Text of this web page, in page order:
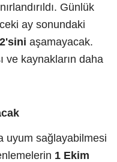
Günlük
ay sonundaki
aşamayacak.
ve kaynakların daha
uyum sağlayabilmesi
1 Ekim